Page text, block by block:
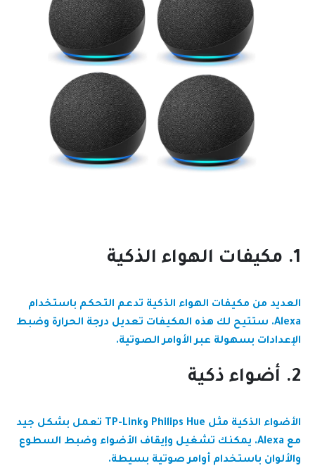
1. مكيفات الهواء الذكية
العديد من مكيفات الهواء الذكية تدعم التحكم باستخدام
Alexa. ستتيح لك هذه المكيفات تعديل درجة الحرارة وضبط
الإعدادات بسهولة عبر الأوامر الصوتية.
2. أضواء ذكية
الأضواء الذكية مثل Philips Hue وTP-Link تعمل بشكل جيد
مع Alexa. يمكنك تشغيل وإيقاف الأضواء وضبط السطوع
والألوان باستخدام أوامر صوتية بسيطة.